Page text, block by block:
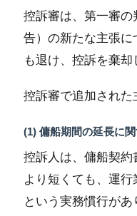
控訴審は、第一審
告）の新たな主張
も退け、控訴を棄却
控訴審で追加された
(1) 傭船期間の延長に
控訴人は、傭船契
より短くても、運
という実務慣行が